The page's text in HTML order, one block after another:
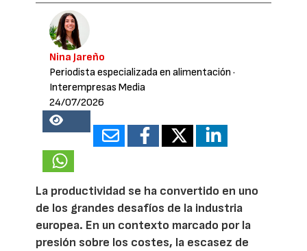
Nina Jareño
Periodista especializada en alimentación ·
Interempresas Media
24/07/2026
21582
La productividad se ha convertido en uno
de los grandes desafíos de la industria
europea. En un contexto marcado por la
presión sobre los costes, la escasez de